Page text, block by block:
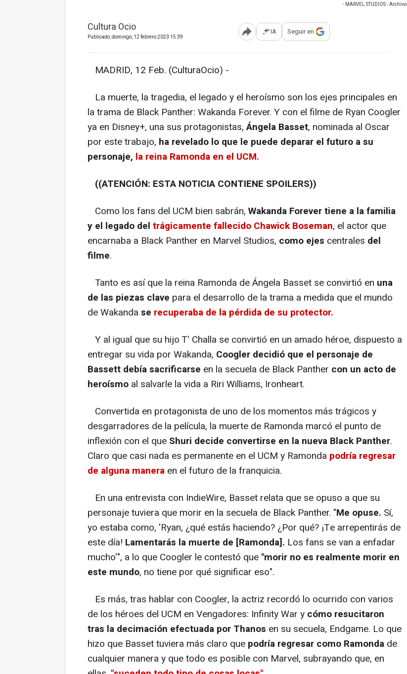
- MARVEL STUDIOS - Archivo
Cultura Ocio
Publicado: domingo, 12 febrero 2023 15:39 Abrir opciones para compartir
IA Seguir en
MADRID, 12 Feb. (CulturaOcio) -
La muerte, la tragedia, el legado y el heroísmo son los ejes principales en
la trama de Black Panther: Wakanda Forever. Y con el filme de Ryan Coogler
ya en Disney+, una sus protagonistas,Ángela Basset, nominada al Oscar
por este trabajo, ha revelado lo que le puede deparar el futuro a su
personaje, la reina Ramonda en el UCM.
((ATENCIÓN: ESTA NOTICIA CONTIENE SPOILERS))
Como los fans del UCM bien sabrán, Wakanda Forever tiene a la familia
y el legado del trágicamente fallecido Chawick Boseman, el actor que
encarnaba a Black Panther en Marvel Studios, como ejes centrales del
filme.
Tanto es así que la reina Ramonda de Ángela Basset se convirtió en una
de las piezas clave para el desarrollo de la trama a medida que el mundo
de Wakanda se recuperaba de la pérdida de su protector.
Y al igual que su hijo T' Challa se convirtió en un amado héroe, dispuesto a
entregar su vida por Wakanda, Coogler decidió que el personaje de
Bassett debía sacrificarse en la secuela de Black Panther con un acto de
heroísmo al salvarle la vida a Riri Williams, Ironheart.
Convertida en protagonista de uno de los momentos más trágicos y
desgarradores de la película, la muerte de Ramonda marcó el punto de
inflexión con el que Shuri decide convertirse en la nueva Black Panther.
Claro que casi nada es permanente en el UCM y Ramonda podría regresar
de alguna manera en el futuro de la franquicia.
En una entrevista con IndieWire, Basset relata que se opuso a que su
personaje tuviera que morir en la secuela de Black Panther. "Me opuse. Sí,
yo estaba como, 'Ryan, ¿qué estás haciendo? ¿Por qué? ¡Te arrepentirás de
este día! Lamentarás la muerte de [Ramonda]. Los fans se van a enfadar
mucho'", a lo que Coogler le contestó que "morir no es realmente morir en
este mundo, no tiene por qué significar eso".
Es más, tras hablar con Coogler, la actriz recordó lo ocurrido con varios
de los héroes del UCM en Vengadores: Infinity War y cómo resucitaron
tras la decimación efectuada por Thanos en su secuela, Endgame. Lo que
hizo que Basset tuviera más claro que podría regresar como Ramonda de
cualquier manera y que todo es posible con Marvel, subrayando que, en